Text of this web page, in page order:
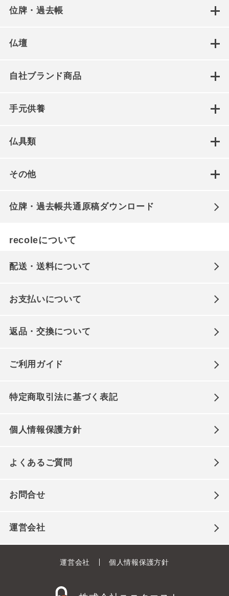
位牌・過去帳
仏壇
自社ブランド商品
手元供養
仏具類
その他
位牌・過去帳共通原稿ダウンロード
recoleについて
配送・送料について
お支払いについて
返品・交換について
ご利用ガイド
特定商取引法に基づく表記
個人情報保護方針
よくあるご質問
お問合せ
運営会社
運営会社 個人情報保護方針